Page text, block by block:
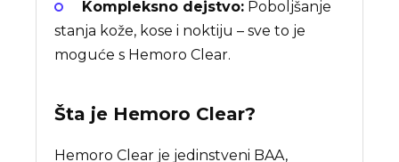
Kompleksno dejstvo: Poboljšanje
stanja kože, kose i noktiju – sve to je
moguće s Hemoro Clear.
Šta je Hemoro Clear?
Hemoro Clear je jedinstveni BAA,